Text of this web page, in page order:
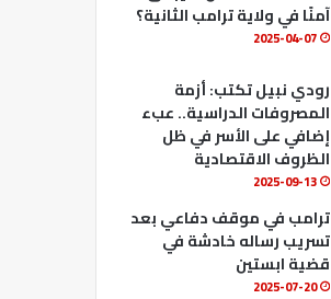
b
e
آمنًا في ولاية ترامب الثانية؟
2025-04-07
رودي نبيل تكتب: أزمة
المصروفات الدراسية.. عبء
إضافي على الأسر في ظل
الظروف الاقتصادية
2025-09-13
ترامب في موقف دفاعي بعد
تسريب رساله خادشة في
قضية ابستين
2025-07-20